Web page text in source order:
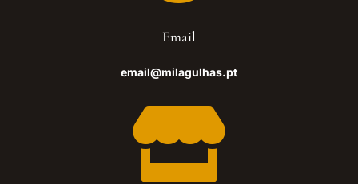
Email
email@milagulhas.pt
